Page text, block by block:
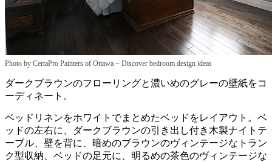
Photo by CertaPro Painters of Ottawa – Discover bedroom design ideas
ダークブラウンのフローリングと濃いめのグレーの壁紙をコ
ーディネート。
ベッドリネンをホワイトでまとめたベッドをレイアウト。ベ
ッドの左右に、ダークブラウンの引き出し付き木製ナイトテ
ーブル、壁を背に、暗めのブラウンのヴィンテージなトラン
ク型収納、ベッドの足元に、明るめの茶色のヴィンテージな